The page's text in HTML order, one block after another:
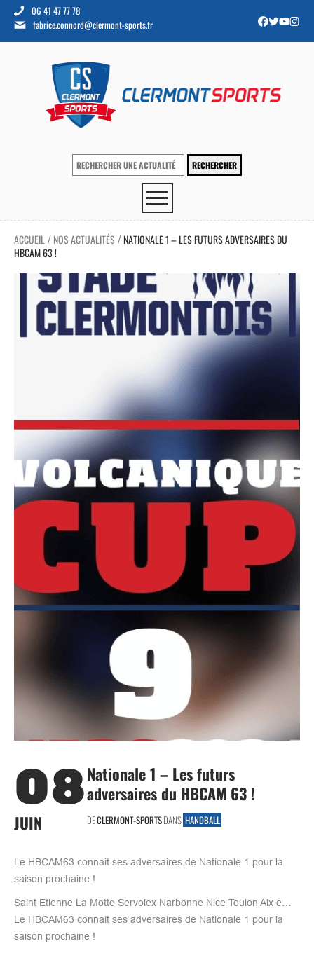
06 41 47 77 78
fabrice.connord@clermont-sports.fr
ACCUEIL / NOS ACTUALITÉS /NATIONALE 1 – LES FUTURS ADVERSAIRES DU
HBCAM 63 !
08
JUIN
Nationale 1 – Les futurs
adversaires du HBCAM 63 !
DECLERMONT-SPORTSDANS HANDBALL
Le HBCAM63 connait ses adversaires de Nationale 1 pour la
saison prochaine !
Saint Etienne La Motte Servolex Narbonne Nice Toulon Aix e…
Le HBCAM63 connait ses adversaires de Nationale 1 pour la
saison prochaine !